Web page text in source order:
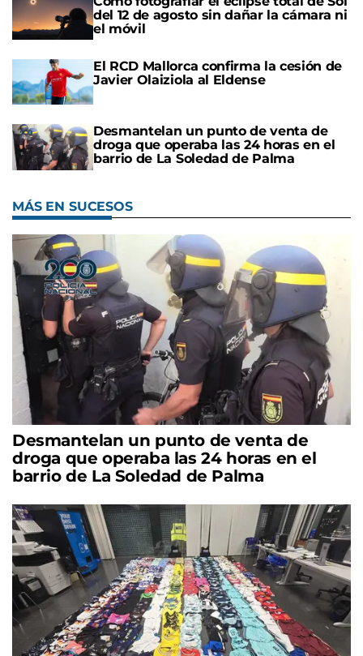
del 12 de agosto sin dañar la cámara ni
el móvil
El RCD Mallorca confirma la cesión de
Javier Olaiziola al Eldense
Desmantelan un punto de venta de
droga que operaba las 24 horas en el
barrio de La Soledad de Palma
MÁS EN SUCESOS
Desmantelan un punto de venta de
droga que operaba las 24 horas en el
barrio de La Soledad de Palma